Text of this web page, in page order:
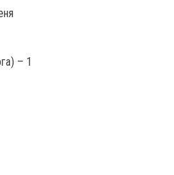
– 1